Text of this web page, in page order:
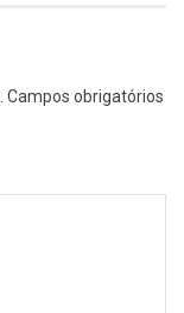
Campos obrigatórios